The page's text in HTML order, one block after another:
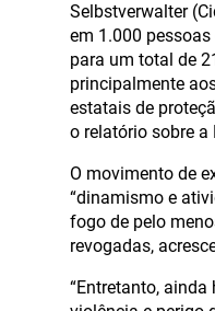
Selbstverwalter
em 1.000
para um total de
principalmente
estatais de
o relatório sobre
O movimento de
“dinamismo e
fogo de pelo
revogadas,
“Entretanto,